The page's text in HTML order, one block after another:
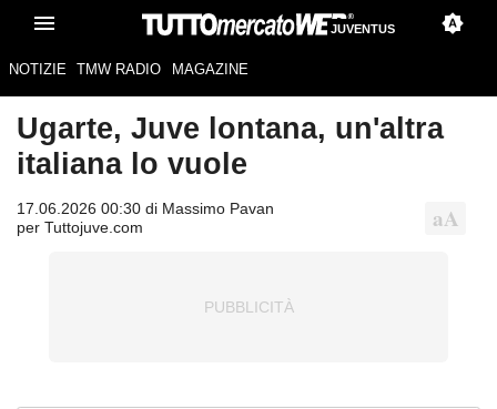
JUVENTUS
NOTIZIE TMW RADIO MAGAZINE
Ugarte, Juve lontana, un'altra
italiana lo vuole
17.06.2026 00:30 di Massimo Pavan
per Tuttojuve.com